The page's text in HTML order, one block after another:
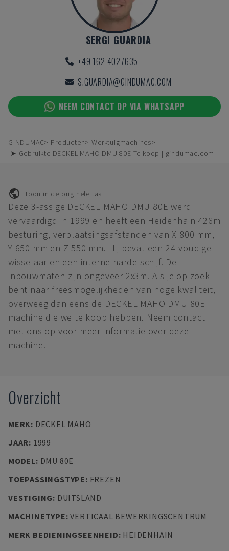
SERGI GUARDIA
+49 162 4027635
S.GUARDIA@GINDUMAC.COM
NEEM CONTACT OP VIA WHATSAPP
GINDUMAC Producten
Werktuigmachines
➤ Gebruikte DECKEL MAHO DMU 80E Te koop | gindumac.com
Toon in de originele taal
Deze 3-assige DECKEL MAHO DMU 80E werd
vervaardigd in 1999 en heeft een Heidenhain 426m
besturing, verplaatsingsafstanden van X 800 mm,
Y 650 mm en Z 550 mm. Hij bevat een 24-voudige
wisselaar en een interne harde schijf. De
inbouwmaten zijn ongeveer 2x3m. Als je op zoek
bent naar freesmogelijkheden van hoge kwaliteit,
overweeg dan eens de DECKEL MAHO DMU 80E
machine die we te koop hebben. Neem contact
met ons op voor meer informatie over deze
machine.
Overzicht
MERK: DECKEL MAHO
JAAR: 1999
MODEL: DMU 80E
TOEPASSINGSTYPE: FREZEN
VESTIGING: DUITSLAND
MACHINETYPE:VERTICAAL BEWERKINGSCENTRUM
MERK BEDIENINGSEENHEID: HEIDENHAIN